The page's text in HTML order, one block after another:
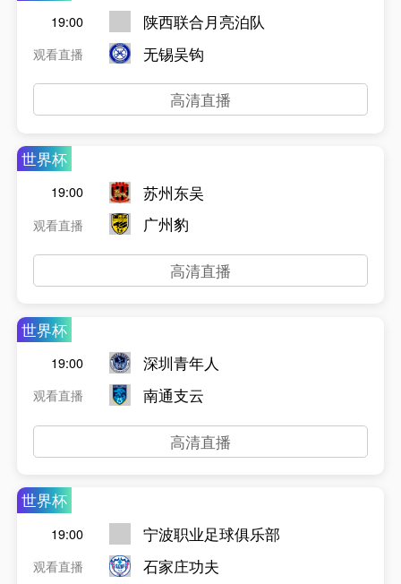
19:00
观看直播
陕西联合月亮泊队
无锡吴钩
高清直播
世界杯
19:00
观看直播
苏州东吴
广州豹
高清直播
世界杯
19:00
观看直播
深圳青年人
南通支云
高清直播
世界杯
19:00
观看直播
宁波职业足球俱乐部
石家庄功夫